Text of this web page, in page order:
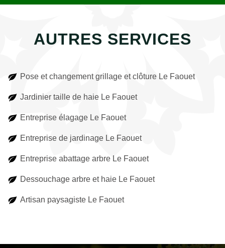
AUTRES SERVICES
Pose et changement grillage et clôture Le Faouet
Jardinier taille de haie Le Faouet
Entreprise élagage Le Faouet
Entreprise de jardinage Le Faouet
Entreprise abattage arbre Le Faouet
Dessouchage arbre et haie Le Faouet
Artisan paysagiste Le Faouet